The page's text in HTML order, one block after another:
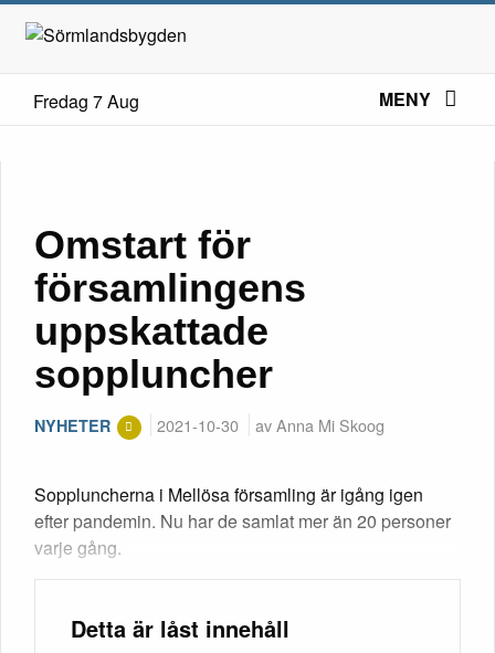
Fredag 7 Aug MENY
Omstart för
församlingens
uppskattade
soppluncher
NYHETER 2021-10-30 av Anna Mi Skoog
Soppluncherna i Mellösa församling är igång igen
efter pandemin. Nu har de samlat mer än 20 personer
varje gång.
Detta är låst innehåll